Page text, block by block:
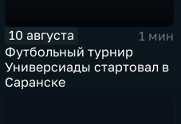
10 августа
1 мин
Футбольный турнир
Универсиады стартовал в
Саранске